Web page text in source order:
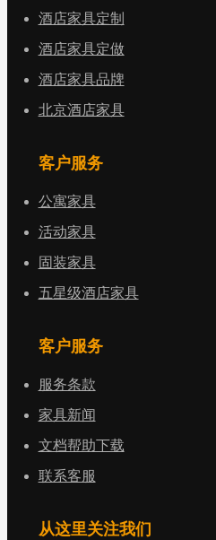
酒店家具定制
酒店家具定做
酒店家具品牌
北京酒店家具
客户服务
公寓家具
活动家具
固装家具
五星级酒店家具
客户服务
服务条款
家具新闻
文档帮助下载
联系客服
从这里关注我们